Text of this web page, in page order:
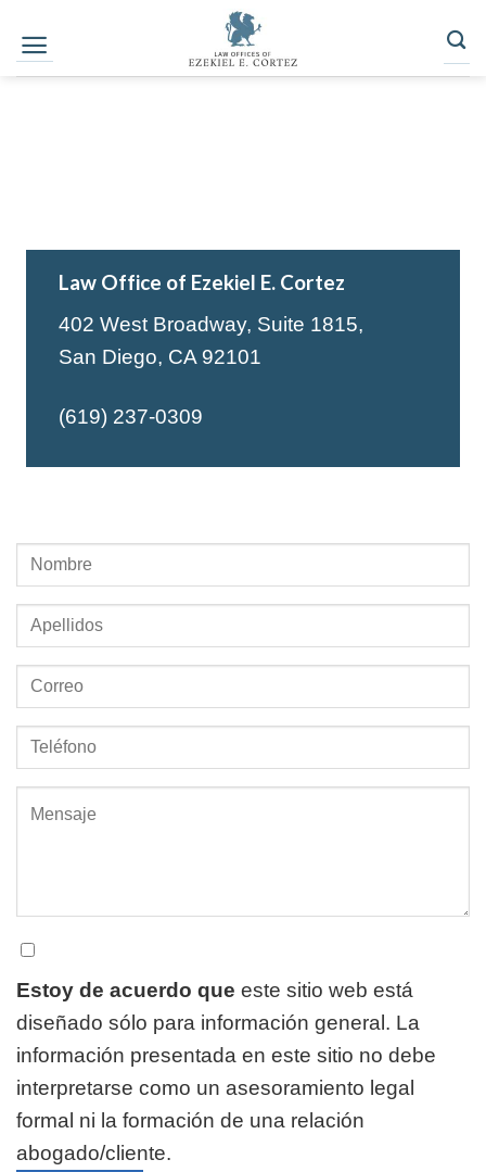
content
Law Office of Ezekiel E. Cortez
402 West Broadway, Suite 1815,
San Diego, CA 92101
(619) 237-0309
Estoy de acuerdo que este sitio web está
diseñado sólo para información general. La
información presentada en este sitio no debe
interpretarse como un asesoramiento legal
formal ni la formación de una relación
abogado/cliente.